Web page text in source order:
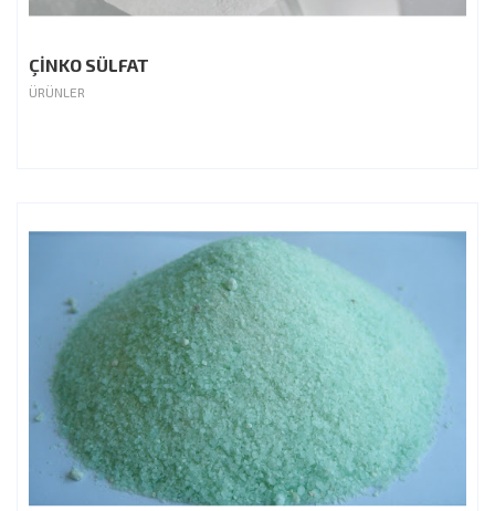
ÇİNKO SÜLFAT
ÜRÜNLER